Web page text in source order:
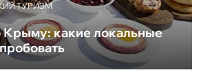
ТУРИЗМ
Крыму: какие локальные